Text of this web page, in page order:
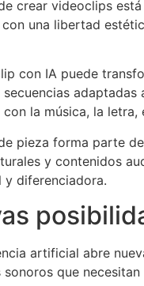
crear videoclips
con una libertad
con IA puede
con la música, la
pieza forma parte
y contenidos
y diferenciadora.
artificial abre
que